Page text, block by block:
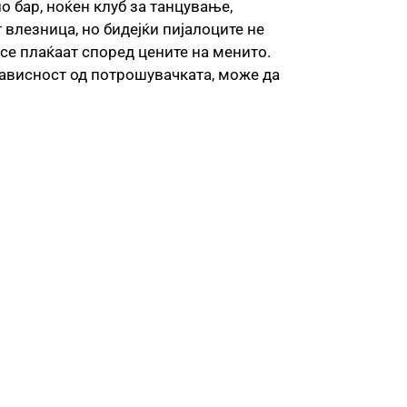
бар, ноќен клуб за танцување,
но бидејќи пијалоците не
плаќаат според цените на менито.
од потрошувачката, може да